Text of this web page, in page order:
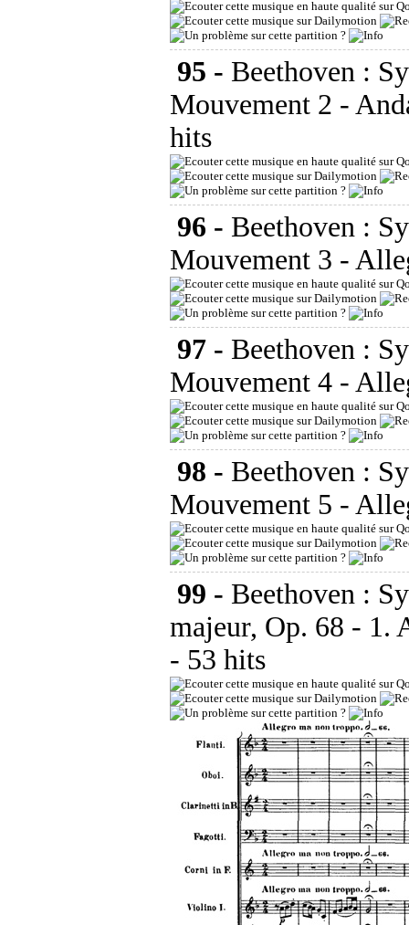
95 - Beethoven :
Mouvement 2 -
hits
96 - Beethoven :
Mouvement 3 -
97 - Beethoven :
Mouvement 4 -
98 - Beethoven :
Mouvement 5 -
99 - Beethoven :
majeur, Op. 68 - 1.
- 53 hits